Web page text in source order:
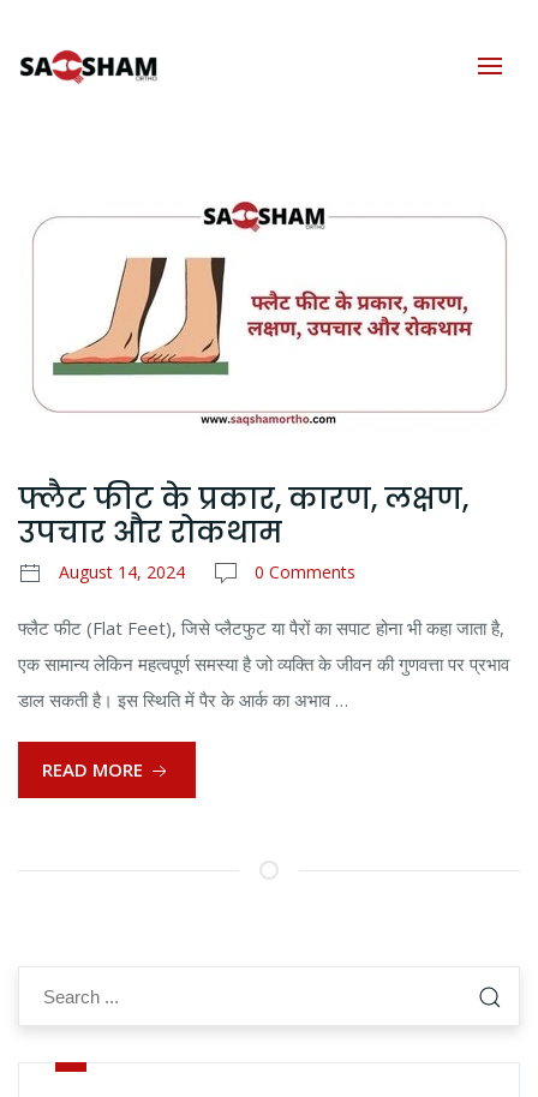
फ्लैट फीट के प्रकार, कारण, लक्षण,
उपचार और रोकथाम
August 14, 2024 0 Comments
फ्लैट फीट (Flat Feet), जिसे प्लैटफुट या पैरों का सपाट होना भी कहा जाता है,
एक सामान्य लेकिन महत्वपूर्ण समस्या है जो व्यक्ति के जीवन की गुणवत्ता पर प्रभाव
डाल सकती है। इस स्थिति में पैर के आर्क का अभाव …
READ MORE